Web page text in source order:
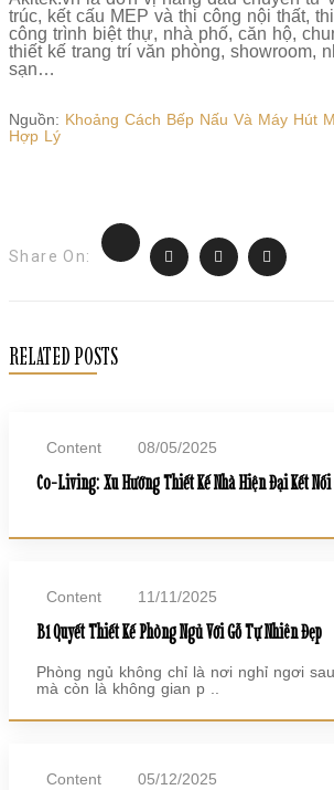
trúc, kết cấu MEP và thi công nội thất,
công trình biệt thự, nhà phố, căn hộ,
thiết kế trang trí văn phòng, showroom,
sạn…
Nguồn: Khoảng Cách Bếp Nấu Và Máy Hút
Hợp Lý
Share On:
RELATED POSTS
Content 08/05/2025
Co-Living: Xu Hướng Thiết Kế Nhà Hiện Đại Kết
Content 11/11/2025
Bí Quyết Thiết Kế Phòng Ngủ Với Gỗ Tự Nhiên Đẹp
Phòng ngủ không chỉ là nơi nghỉ ngơi
mà còn là không gian p ..
Content 05/12/2025